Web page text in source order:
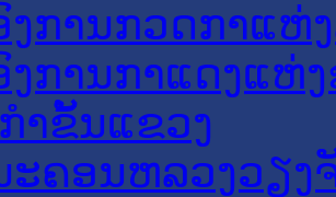
ງການກວດກາແຫ່
ງການກາແດງແຫ່
າຂັ້ນແຂວງ
ະ​ຄອນ​ຫລວງວຽງ